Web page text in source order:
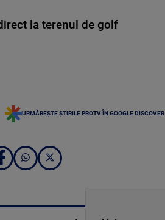
la terenul de golf
URMĂREȘTE ȘTIRILE PROTV ÎN GOOGLE DISCOVER